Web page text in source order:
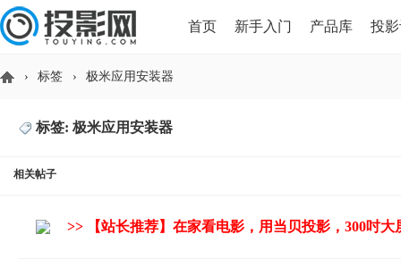
首页 新手入门 产品库 投
HDMI版本对比 导读
› 标签 › 极米应用安装器
标签: 极米应用安装器
相关帖子
>> 【站长推荐】在家看电影，用当贝投影，300吋